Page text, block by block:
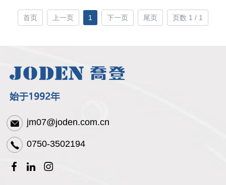
首页 上一页 1 下一页 尾页 页数 1 / 1
jm07@joden.com.cn
0750-3502194